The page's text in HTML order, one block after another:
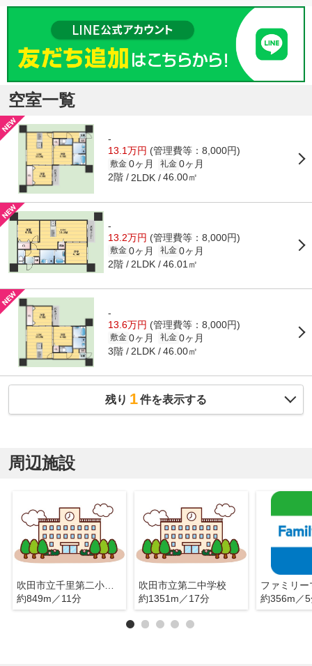
空室一覧
-
13.1万円 (管理費等：8,000円)
敷金 0ヶ月 礼金 0ヶ月
2階 2LDK 46.00㎡
-
13.2万円 (管理費等：8,000円)
敷金 0ヶ月 礼金 0ヶ月
2階 2LDK 46.01㎡
-
13.6万円 (管理費等：8,000円)
敷金 0ヶ月 礼金 0ヶ月
3階 2LDK 46.00㎡
残り 1件を表示する
周辺施設
吹田市立千里第二小学校
約849m／11分
吹田市立第二中学校
約1351m／17分
約356m／